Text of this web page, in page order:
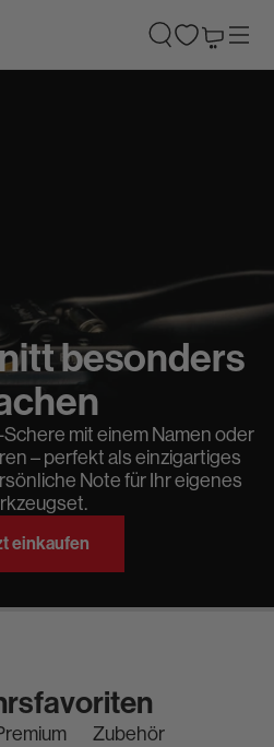
Warenkorb
besonders
mit einem Namen oder
– perfekt als einzigartiges
Note für Ihr eigenes
einkaufen
Zubehör